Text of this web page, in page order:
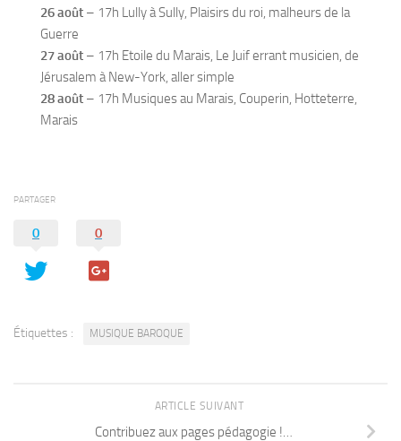
26 août – 17h Lully à Sully, Plaisirs du roi, malheurs de la
Guerre
27 août – 17h Etoile du Marais, Le Juif errant musicien, de
Jérusalem à New-York, aller simple
28 août – 17h Musiques au Marais, Couperin, Hotteterre,
Marais
PARTAGER
0 0
Étiquettes : MUSIQUE BAROQUE
ARTICLE SUIVANT
Contribuez aux pages pédagogie !…